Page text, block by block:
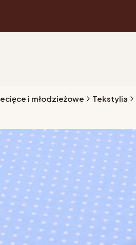
i młodzieżowe Tekstylia